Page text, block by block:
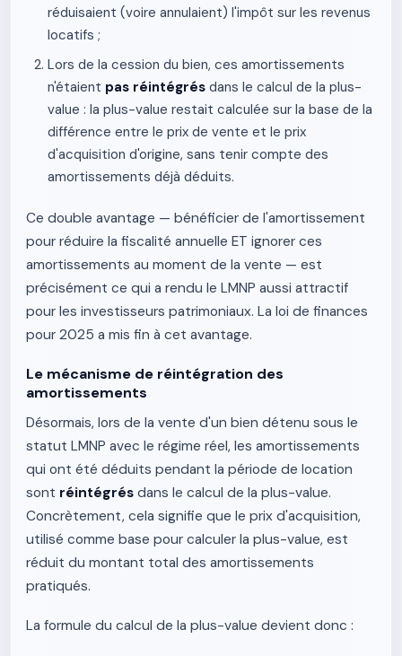
réduisaient (voire annulaient) l'impôt sur les revenus
locatifs ;
Lors de la cession du bien, ces amortissements
n'étaient pas réintégrés dans le calcul de la plus-
value : la plus-value restait calculée sur la base de la
différence entre le prix de vente et le prix
d'acquisition d'origine, sans tenir compte des
amortissements déjà déduits.
Ce double avantage — bénéficier de l'amortissement
pour réduire la fiscalité annuelle ET ignorer ces
amortissements au moment de la vente — est
précisément ce qui a rendu le LMNP aussi attractif
pour les investisseurs patrimoniaux. La loi de finances
pour 2025 a mis fin à cet avantage.
Le mécanisme de réintégration des
amortissements
Désormais, lors de la vente d'un bien détenu sous le
statut LMNP avec le régime réel, les amortissements
qui ont été déduits pendant la période de location
sont réintégrés dans le calcul de la plus-value.
Concrètement, cela signifie que le prix d'acquisition,
utilisé comme base pour calculer la plus-value, est
réduit du montant total des amortissements
pratiqués.
La formule du calcul de la plus-value devient donc :